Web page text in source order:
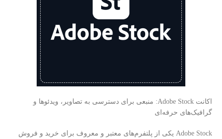
اکانت Adobe Stock: منبعی برای دسترسی به تصاویر، ویدئوها و
گرافیک‌های حرفه‌ای
Adobe Stock یکی از پلتفرم‌های معتبر و معروف برای خرید و فروش